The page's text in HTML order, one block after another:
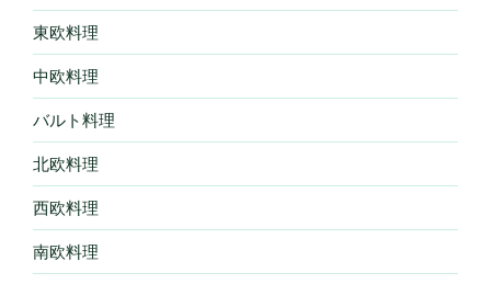
東欧料理
中欧料理
バルト料理
北欧料理
西欧料理
南欧料理